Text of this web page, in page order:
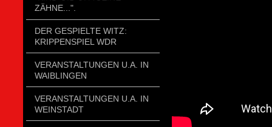
ZÄHNE...".
DER GESPIELTE WITZ:
KRIPPENSPIEL WDR
VERANSTALTUNGEN U.A. IN
WAIBLINGEN
VERANSTALTUNGEN U.A. IN
WEINSTADT